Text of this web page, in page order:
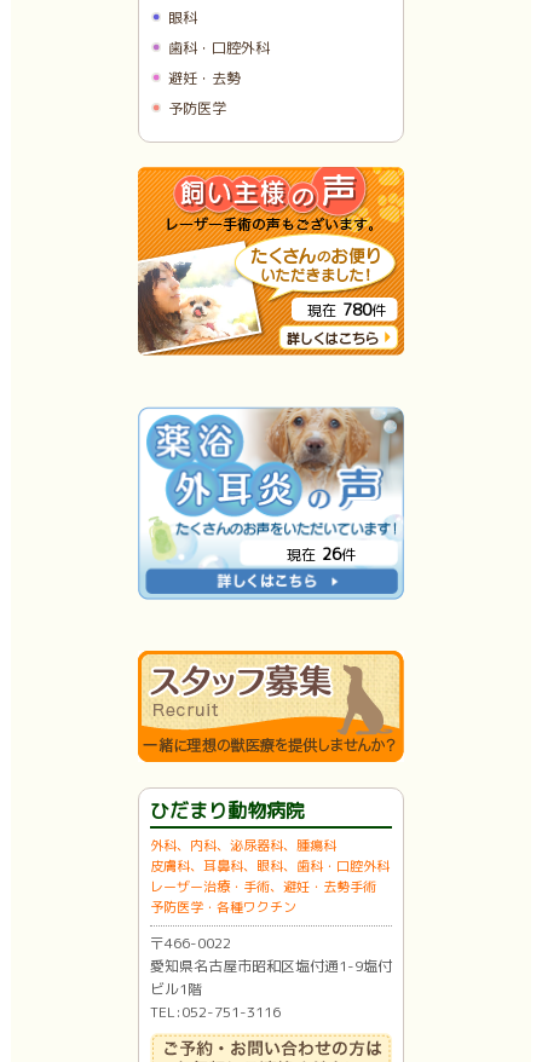
眼科
歯科・口腔外科
避妊・去勢
予防医学
現在 780件
現在 26件
ひだまり動物病院
外科、内科、泌尿器科、腫瘍科
皮膚科、耳鼻科、眼科、歯科・口腔外科
レーザー治療・手術、避妊・去勢手術
予防医学・各種ワクチン
〒466-0022
愛知県名古屋市昭和区塩付通1-9塩付
ビル1階
TEL:052-751-3116